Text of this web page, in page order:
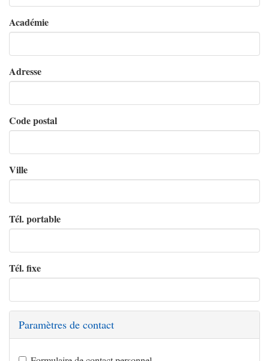
Académie
Adresse
Code postal
Ville
Tél. portable
Tél. fixe
Paramètres de contact